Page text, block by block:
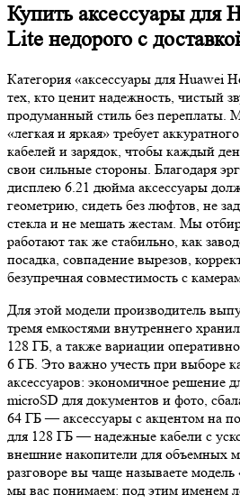
Купить аксессуары для
Lite недорого с
Категория «аксессуары для Huawei
тех, кто ценит надежность, чистый
продуманный стиль без переплаты.
«легкая и яркая» требует
кабелей и зарядок, чтобы каждый
свои сильные стороны. Благодаря
дисплею 6.21 дюйма аксессуары
геометрию, сидеть без люфтов, не
стекла и не мешать жестам. Мы
работают так же стабильно, как
посадка, совпадение вырезов,
безупречная совместимость с
Для этой модели производитель
тремя емкостями внутреннего
128 ГБ, а также вариации
6 ГБ. Это важно учесть при выборе
аксессуаров: экономичное решение
microSD для документов и фото,
64 ГБ — аксессуары с акцентом на
для 128 ГБ — надежные кабели с
внешние накопители для объемных
разговоре вы чаще называете модель
мы вас понимаем: под этим именем